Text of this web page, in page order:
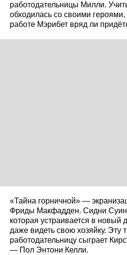
работодательницы Милли.
обходилась со своими героями,
работе Мэрибет вряд ли
«Тайна горничной» —
Фриды Макфадден. Сидни
которая устраивается в новый
даже видеть свою хозяйку. Эту
работодательницу сыграет
— Пол Энтони Келли.